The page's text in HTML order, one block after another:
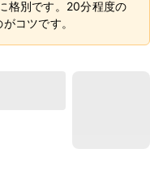
格別です。20分程度の
コツです。